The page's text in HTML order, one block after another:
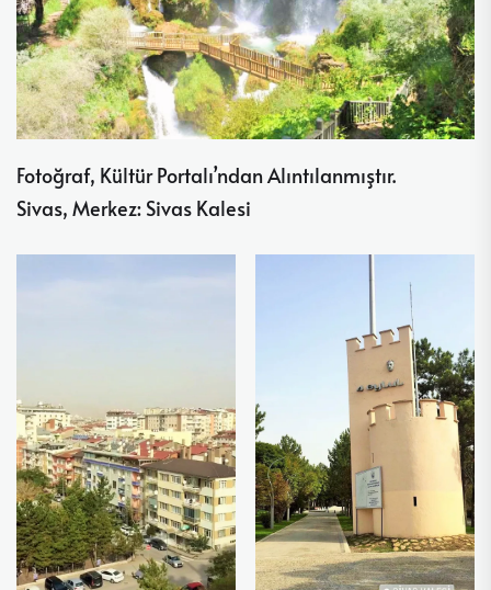
Fotoğraf, Kültür Portalı’ndan Alıntılanmıştır.
Sivas, Merkez: Sivas Kalesi